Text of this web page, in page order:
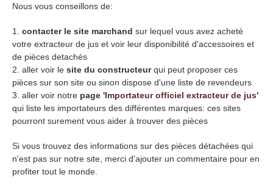
Nous vous conseillons de:
contacter le site marchand sur lequel vous avez acheté
votre extracteur de jus et voir leur disponibilité d'accessoires et
de pièces detachés
aller voir le site du constructeurqui peut proposer ces
pièces sur son site ou sinon dispose d'une liste de revendeurs
aller voir notre page 'Importateur officiel extracteur de jus'
qui liste les importateurs des différentes marques: ces sites
pourront surement vous aider à trouver des pièces
Si vous trouvez des informations sur des pièces détachées qui
n'est pas sur notre site, merci d'ajouter un commentaire pour en
profiter tout le monde.